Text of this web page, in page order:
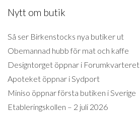
Nytt om butik
Så ser Birkenstocks nya butiker ut
Obemannad hubb för mat och kaffe
Designtorget öppnar i Forumkvarteret
Apoteket öppnar i Sydport
Miniso öppnar första butiken i Sverige
Etableringskollen – 2 juli 2026